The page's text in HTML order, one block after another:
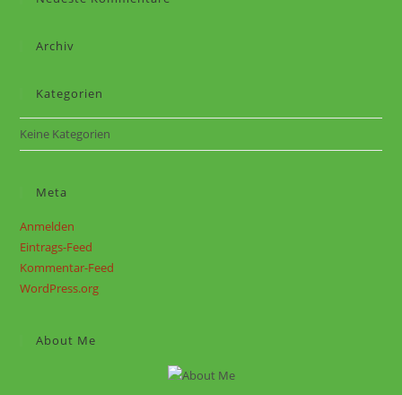
Archiv
Kategorien
Keine Kategorien
Meta
Anmelden
Eintrags-Feed
Kommentar-Feed
WordPress.org
About Me